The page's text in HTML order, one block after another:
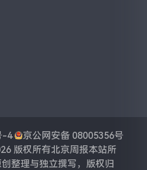
-4
京公网安备 08005356号
版权所有北京周报本站所
整理与独立撰写，版权归